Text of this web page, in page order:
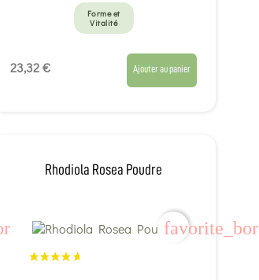
Forme et
Vitalité
23,32 € Ajouter au panier
Rhodiola Rosea Poudre